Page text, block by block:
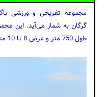
مجموعه تفریحی و ورزشی
گرگان به شمار می‌آید. این
طول 750 متر و عرض 8 تا 10 متر است.